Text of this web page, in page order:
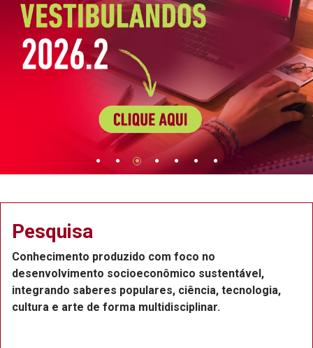
Pesquisa
Conhecimento produzido com foco no
desenvolvimento socioeconômico sustentável,
integrando saberes populares, ciência, tecnologia,
cultura e arte de forma multidisciplinar.